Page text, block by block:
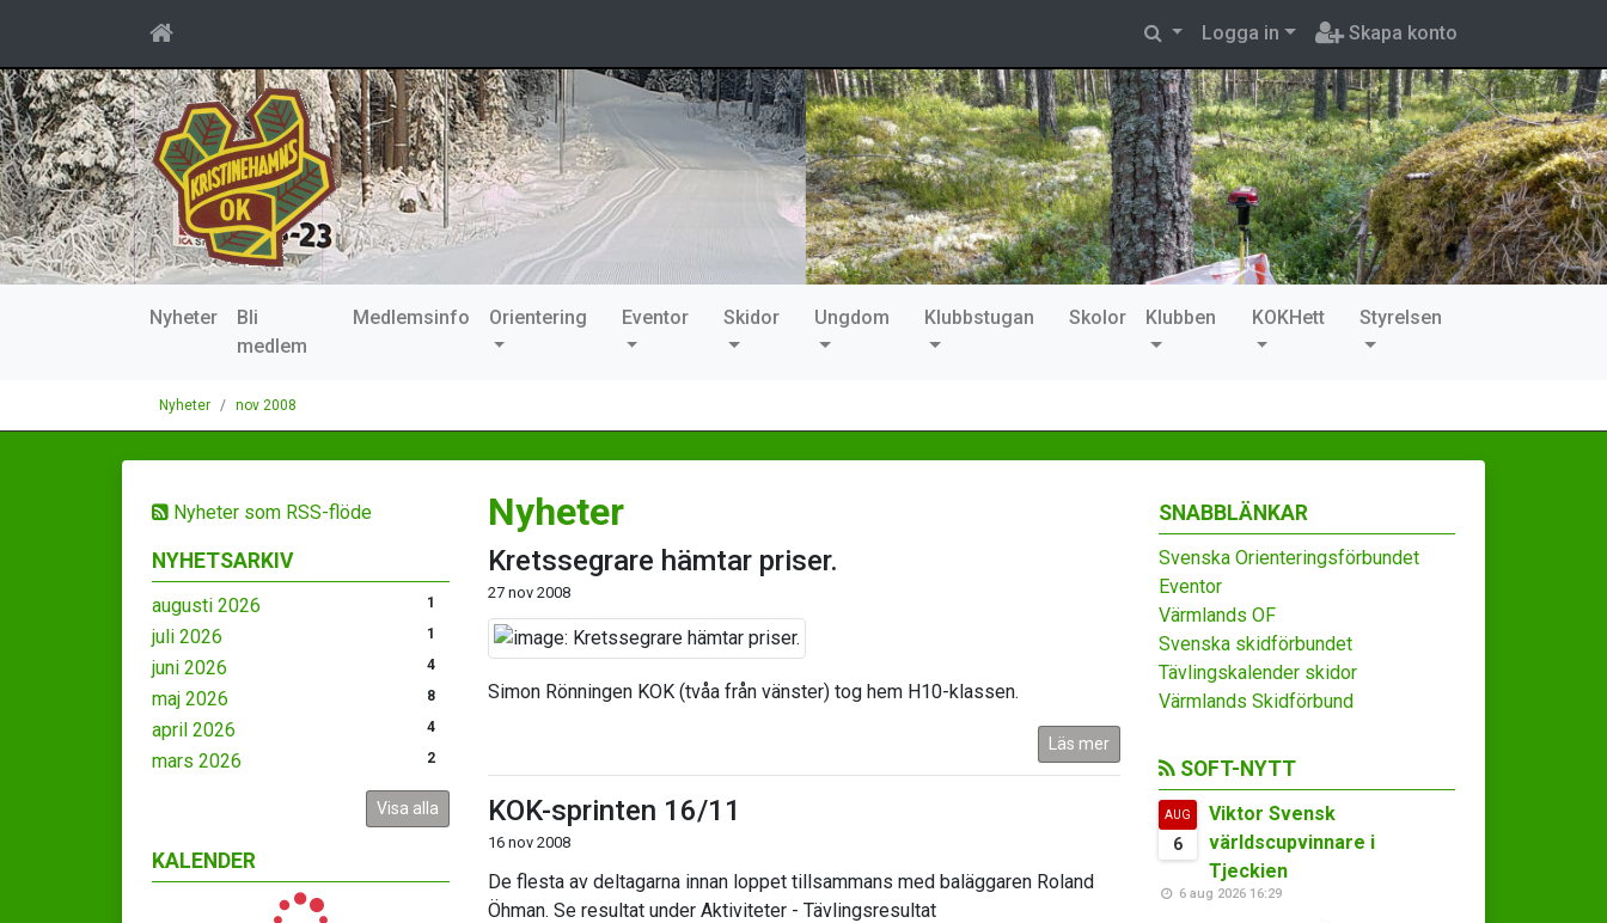
Logga in Skapa konto
Nyheter
Bli
medlem
Medlemsinfo Orientering Eventor Skidor Ungdom Klubbstugan Skolor Klubben KOKHett Styrelsen
Nyheter nov 2008
Nyheter som RSS-flöde
NYHETSARKIV
augusti 2026 1
juli 2026 1
juni 2026 4
maj 2026 8
april 2026 4
mars 2026 2
Visa alla
KALENDER
Nyheter
Kretssegrare hämtar priser.
27 nov 2008
Simon Rönningen KOK (tvåa från vänster) tog hem H10-klassen.
Läs mer
KOK-sprinten 16/11
16 nov 2008
De flesta av deltagarna innan loppet tillsammans med baläggaren Roland
Öhman. Se resultat under Aktiviteter - Tävlingsresultat
SNABBLÄNKAR
Svenska Orienteringsförbundet
Eventor
Värmlands OF
Svenska skidförbundet
Tävlingskalender skidor
Värmlands Skidförbund
SOFT-NYTT
AUG
6
Viktor Svensk
världscupvinnare i
Tjeckien
6 aug 2026 16:29